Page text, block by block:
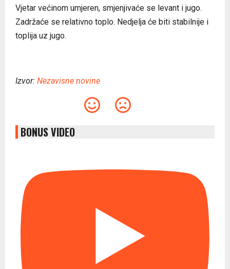
Vjetar većinom umjeren, smjenjivaće se levant i jugo.
Zadržaće se relativno toplo. Nedjelja će biti stabilnije i
toplija uz jugo.
Izvor: Nezavisne novine
BONUS VIDEO